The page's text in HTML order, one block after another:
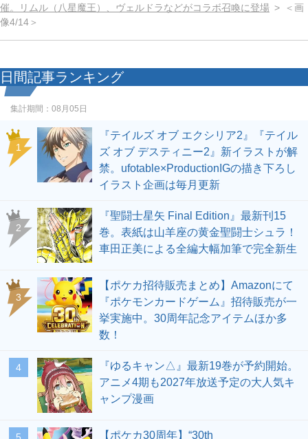
催。リムル（八星魔王）、ヴェルドラなどがコラボ召喚に登場
＜画
像4/14＞
日間記事ランキング
集計期間： 08月05日
1
『テイルズ オブ エクシリア2』『テイル
ズ オブ デスティニー2』新イラストが解
禁。ufotable×ProductionIGの描き下ろし
イラスト企画は毎月更新
2
『聖闘士星矢 Final Edition』最新刊15
巻。表紙は山羊座の黄金聖闘士シュラ！
車田正美による全編大幅加筆で完全新生
3
【ポケカ招待販売まとめ】Amazonにて
『ポケモンカードゲーム』招待販売が一
挙実施中。30周年記念アイテムほか多
数！
4
『ゆるキャン△』最新19巻が予約開始。
アニメ4期も2027年放送予定の大人気キ
ャンプ漫画
【ポケカ30周年】“30th